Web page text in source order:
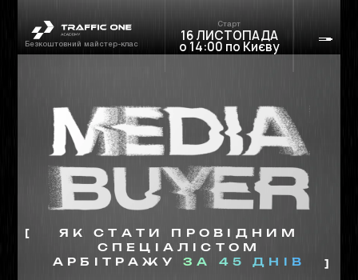
Безкоштовний майстер-клас
Старт
16 ЛИСТОПАДА
о 14:00 по Києву
[
ЯК СТАТИ ПРОВІДНИМ
СПЕЦІАЛІСТОМ
АРБІТРАЖУ ЗА 45 ДНІВ ]